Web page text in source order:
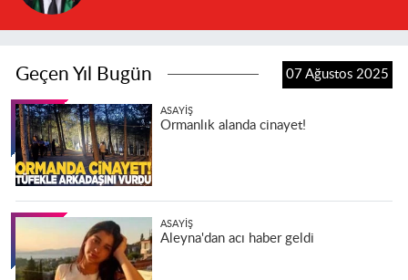
Geçen Yıl Bugün 07 Ağustos 2025
ASAYIŞ
Ormanlık alanda cinayet!
ASAYIŞ
Aleyna'dan acı haber geldi